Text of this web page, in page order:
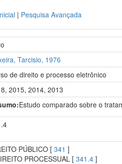
| Pesquisa Avançada
Tarcisio, 1976
de direito e processo eletrônico
2015, 2014, 2013
Estudo comparado sobre o
PÚBLICO [341 ]
PROCESSUAL [341.4 ]